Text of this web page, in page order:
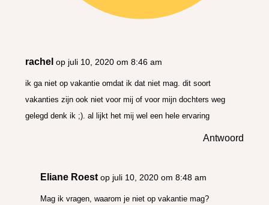
rachel op juli 10, 2020 om 8:46 am
ik ga niet op vakantie omdat ik dat niet mag. dit soort
vakanties zijn ook niet voor mij of voor mijn dochters weg
gelegd denk ik ;). al lijkt het mij wel een hele ervaring
Antwoord
Eliane Roest op juli 10, 2020 om 8:48 am
Mag ik vragen, waarom je niet op vakantie mag?